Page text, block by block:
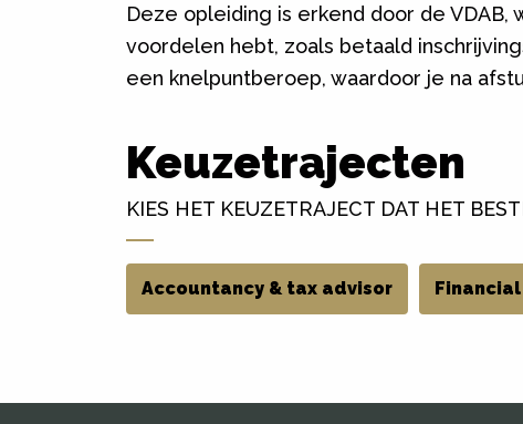
Deze opleiding is erkend door de
voordelen hebt, zoals betaald
een knelpuntberoep, waardoor je na
Keuzetrajecten
KIES HET KEUZETRAJECT DAT HET
Accountancy & tax advisor